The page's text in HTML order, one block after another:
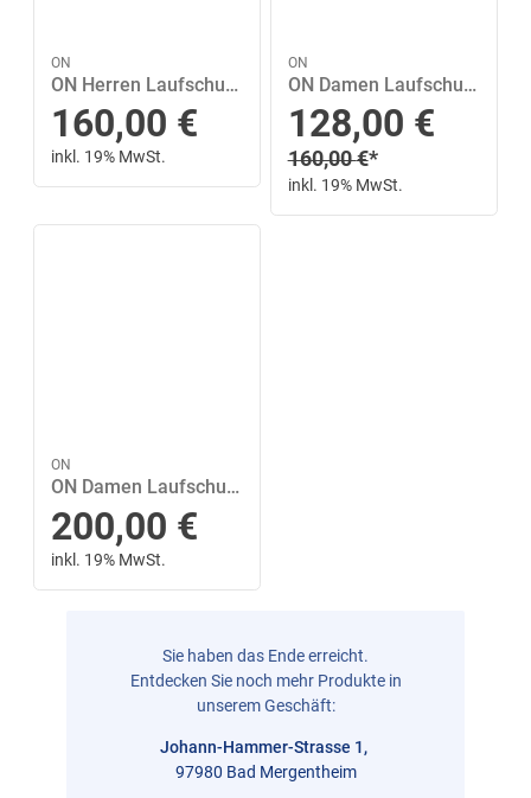
ON
ON Herren Laufschuhe Cloudsurfer Next 44 in Grau
160,00 €
inkl. 19% MwSt.
ON
ON Damen Laufschuhe Cloudrunner 3 39 in Silber
Sonderpreis
128,00 €
Regulärer Preis
160,00€*
inkl. 19% MwSt.
ON
ON Damen Laufschuhe Cloudmonster 3 40 in Weiß
200,00 €
inkl. 19% MwSt.
Sie haben das Ende erreicht.
Entdecken Sie noch mehr Produkte in
unserem Geschäft:
Johann-Hammer-Strasse 1,
97980 Bad Mergentheim